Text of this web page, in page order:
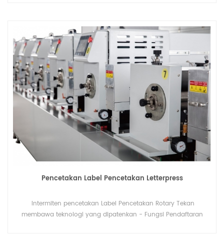
Pencetakan Label Pencetakan Letterpress
Intermiten pencetakan Label Pencetakan Rotary Tekan
membawa teknologi yang dipatenkan - Fungsi Pendaftaran